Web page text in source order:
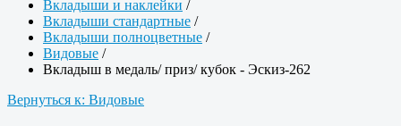
Вкладыши и наклейки /
Вкладыши стандартные /
Вкладыши полноцветные /
Видовые /
Вкладыш в медаль/ приз/ кубок - Эскиз-262
Вернуться к: Видовые